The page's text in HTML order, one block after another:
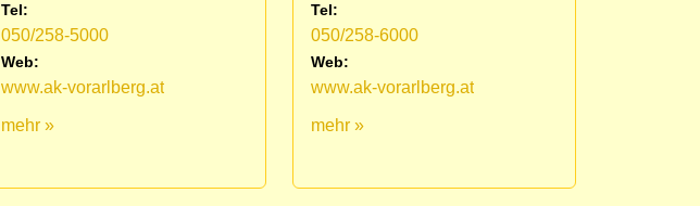
Tel:
050/258-5000
Web:
www.ak-vorarlberg.at
mehr »
Tel:
050/258-6000
Web:
www.ak-vorarlberg.at
mehr »